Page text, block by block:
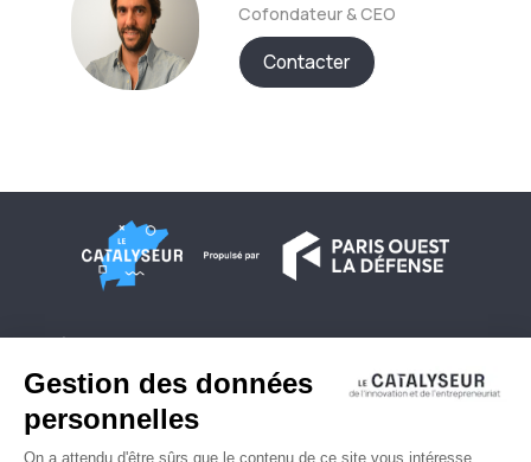
Cofondateur & CEO
Contacter
Conditions générales d'utilisation
Contactez-nous
Politique de confidentialité